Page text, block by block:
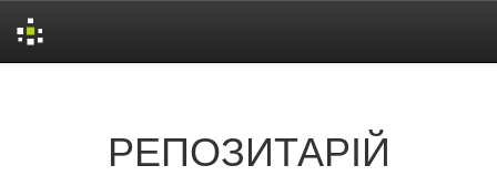
РЕПОЗИТАРІЙ